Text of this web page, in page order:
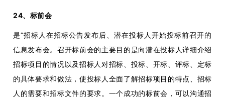
24、标前会
是“招标人在招标公告发布后、潜在投标人开始投标前召开的
信息发布会。召开标前会的主要目的是向潜在投标人详细介绍
招标项目的情况以及招标人对招标、投标、开标、评标、定标
的具体要求和做法，使投标人全面了解招标项目的特点、招标
人的需要和招标文件的要求。一个成功的标前会，可以沟通招